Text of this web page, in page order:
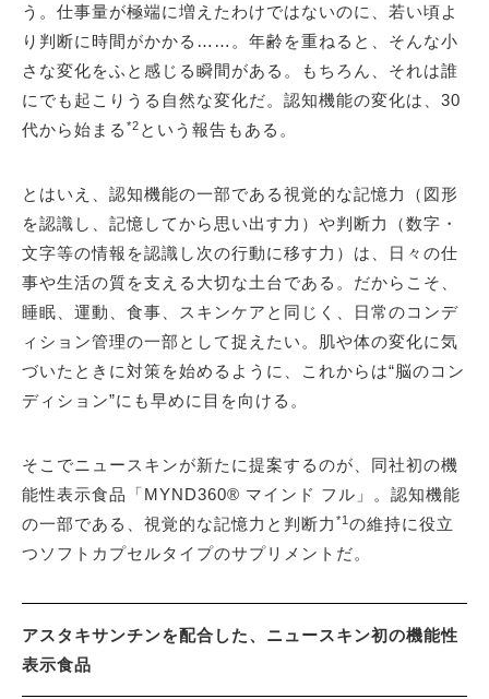
う。仕事量が極端に増えたわけではないのに、若い頃よ
り判断に時間がかかる……。年齢を重ねると、そんな小
さな変化をふと感じる瞬間がある。もちろん、それは誰
にでも起こりうる自然な変化だ。認知機能の変化は、30
代から始まる *2 という報告もある。
とはいえ、認知機能の一部である視覚的な記憶力（図形
を認識し、記憶してから思い出す力）や判断力（数字・
文字等の情報を認識し次の行動に移す力）は、日々の仕
事や生活の質を支える大切な土台である。だからこそ、
睡眠、運動、食事、スキンケアと同じく、日常のコンデ
ィション管理の一部として捉えたい。肌や体の変化に気
づいたときに対策を始めるように、これからは“脳のコン
ディション”にも早めに目を向ける。
そこでニュースキンが新たに提案するのが、同社初の機
能性表示食品「MYND360® マインド フル」。認知機能
の一部である、視覚的な記憶力と判断力 *1 の維持に役立
つソフトカプセルタイプのサプリメントだ。
アスタキサンチンを配合した、ニュースキン初の機能性
表示食品